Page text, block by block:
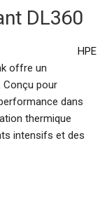
DL360
HPE
offre un
Conçu pour
dans
thermique
intensifs et des